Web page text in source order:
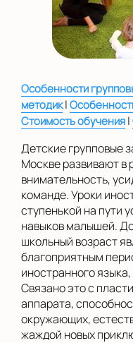
Выбрать
Особенности
методик|
Стоимость обучения|
Детские групповые
Москве развивают в
внимательность,
команде. Уроки
ступенькой на пути
навыков малышей.
школьный возраст
благоприятным
иностранного
Связано это с
аппарата,
окружающих,
жаждой новых